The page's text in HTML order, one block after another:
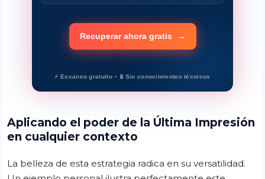
Recuperar ahora gratis →
⚡ Escaneo gratuito • 🔒 Sin conocimientos técnicos
Aplicando el poder de la Última Impresión
en cualquier contexto
La belleza de esta estrategia radica en su versatilidad.